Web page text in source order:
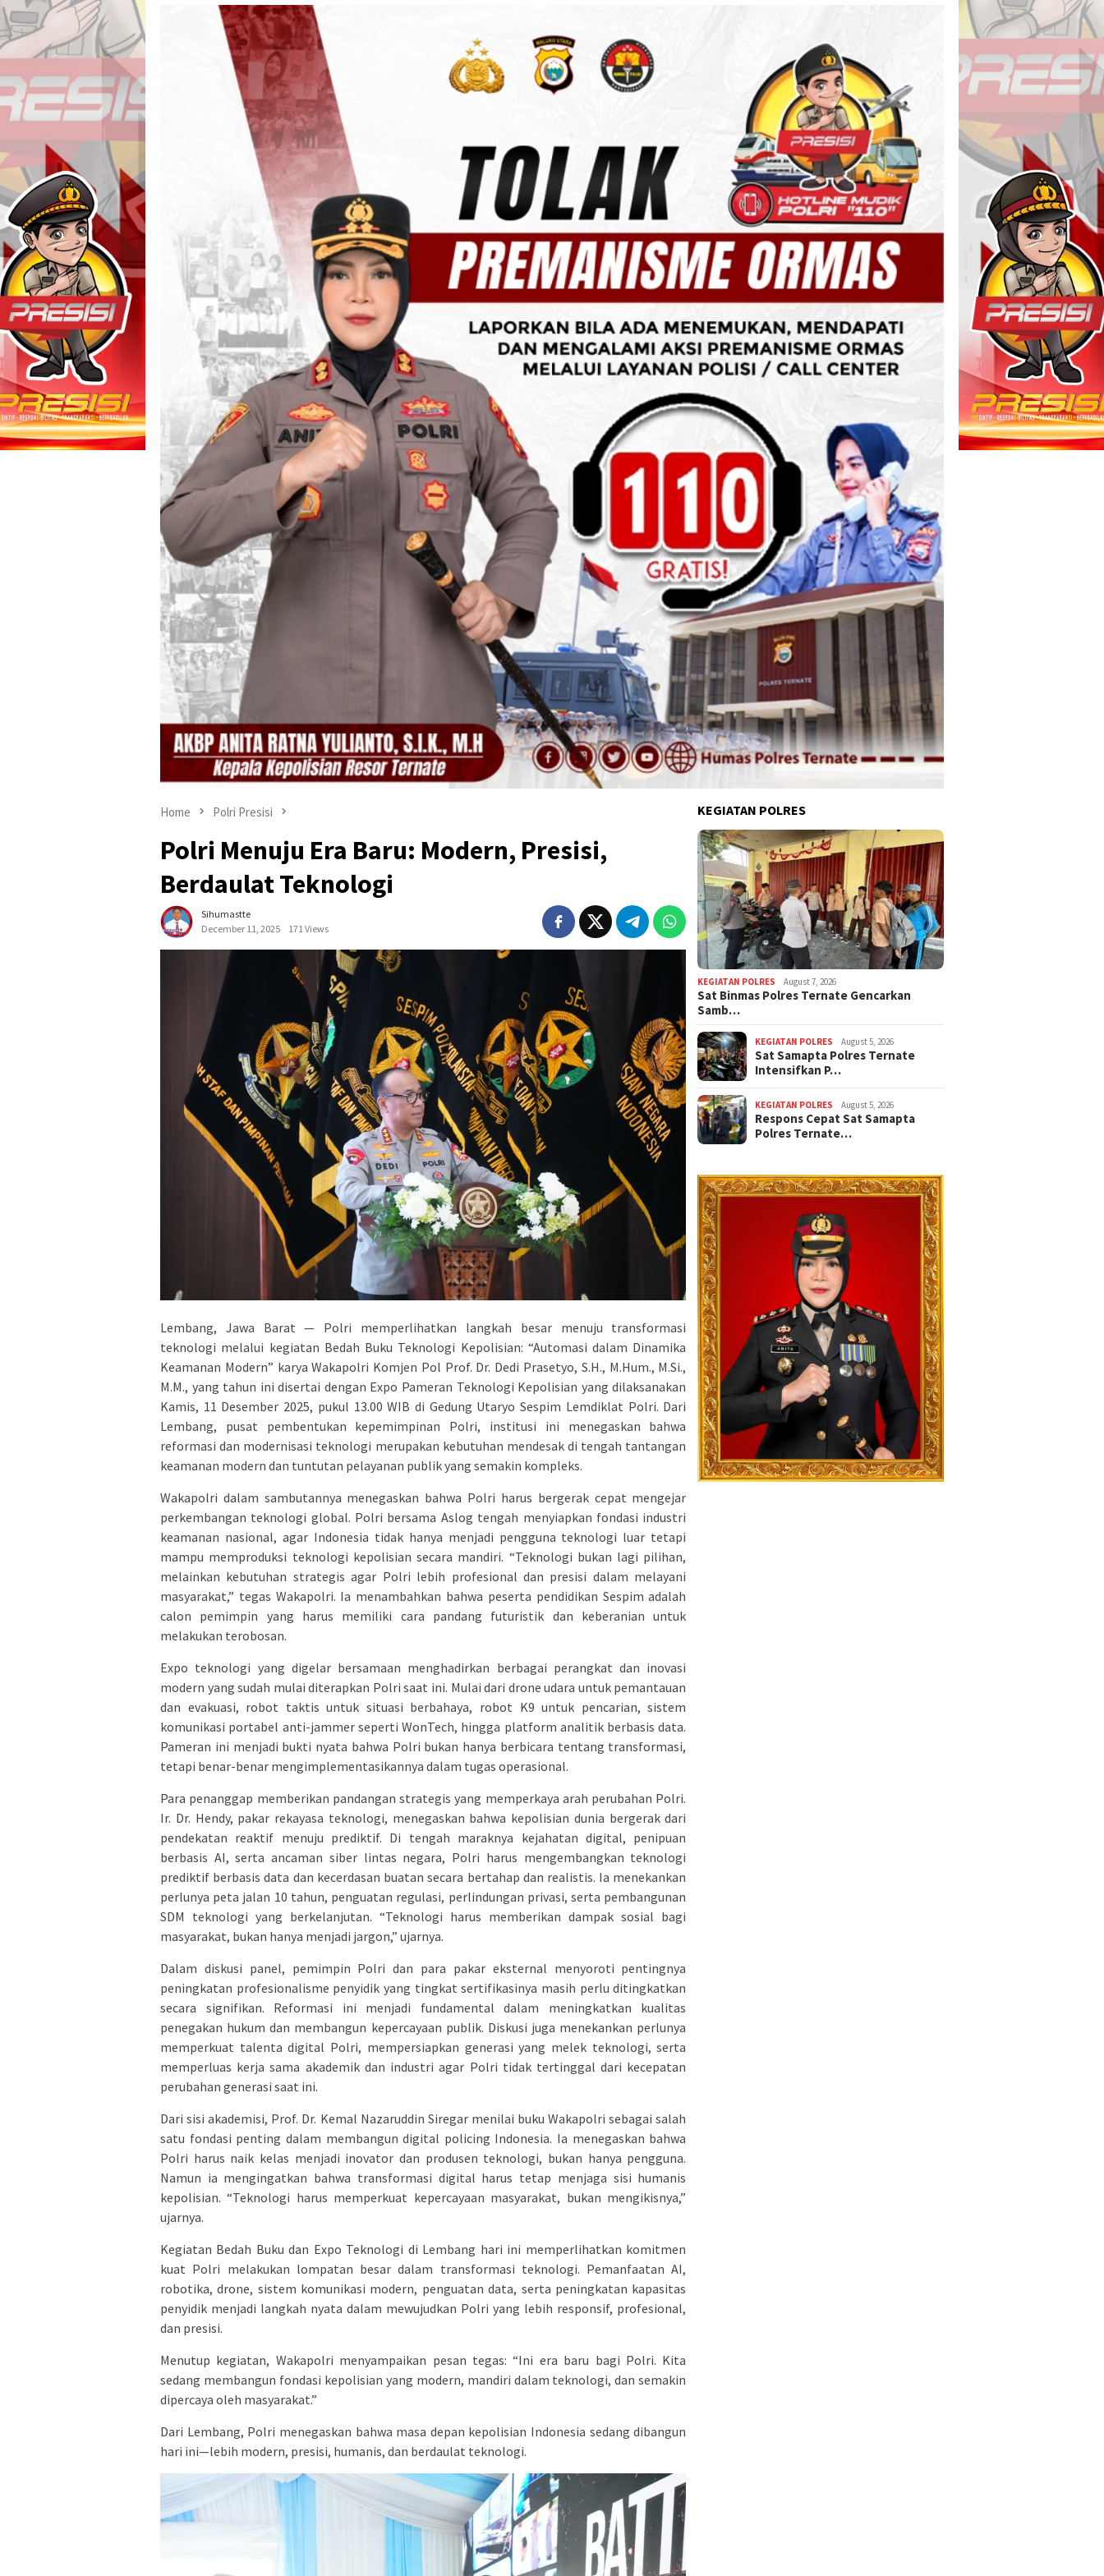
Home Polri Presisi
Polri Menuju Era Baru: Modern, Presisi,
Berdaulat Teknologi
Sihumastte
December 11, 2025
171 Views
Lembang, Jawa Barat — Polri memperlihatkan langkah besar menuju transformasi
teknologi melalui kegiatan Bedah Buku Teknologi Kepolisian: “Automasi dalam Dinamika
Keamanan Modern” karya Wakapolri Komjen Pol Prof. Dr. Dedi Prasetyo, S.H., M.Hum., M.Si.,
M.M., yang tahun ini disertai dengan Expo Pameran Teknologi Kepolisian yang dilaksanakan
Kamis, 11 Desember 2025, pukul 13.00 WIB di Gedung Utaryo Sespim Lemdiklat Polri. Dari
Lembang, pusat pembentukan kepemimpinan Polri, institusi ini menegaskan bahwa
reformasi dan modernisasi teknologi merupakan kebutuhan mendesak di tengah tantangan
keamanan modern dan tuntutan pelayanan publik yang semakin kompleks.
Wakapolri dalam sambutannya menegaskan bahwa Polri harus bergerak cepat mengejar
perkembangan teknologi global. Polri bersama Aslog tengah menyiapkan fondasi industri
keamanan nasional, agar Indonesia tidak hanya menjadi pengguna teknologi luar tetapi
mampu memproduksi teknologi kepolisian secara mandiri. “Teknologi bukan lagi pilihan,
melainkan kebutuhan strategis agar Polri lebih profesional dan presisi dalam melayani
masyarakat,” tegas Wakapolri. Ia menambahkan bahwa peserta pendidikan Sespim adalah
calon pemimpin yang harus memiliki cara pandang futuristik dan keberanian untuk
melakukan terobosan.
Expo teknologi yang digelar bersamaan menghadirkan berbagai perangkat dan inovasi
modern yang sudah mulai diterapkan Polri saat ini. Mulai dari drone udara untuk pemantauan
dan evakuasi, robot taktis untuk situasi berbahaya, robot K9 untuk pencarian, sistem
komunikasi portabel anti-jammer seperti WonTech, hingga platform analitik berbasis data.
Pameran ini menjadi bukti nyata bahwa Polri bukan hanya berbicara tentang transformasi,
tetapi benar-benar mengimplementasikannya dalam tugas operasional.
Para penanggap memberikan pandangan strategis yang memperkaya arah perubahan Polri.
Ir. Dr. Hendy, pakar rekayasa teknologi, menegaskan bahwa kepolisian dunia bergerak dari
pendekatan reaktif menuju prediktif. Di tengah maraknya kejahatan digital, penipuan
berbasis AI, serta ancaman siber lintas negara, Polri harus mengembangkan teknologi
prediktif berbasis data dan kecerdasan buatan secara bertahap dan realistis. Ia menekankan
perlunya peta jalan 10 tahun, penguatan regulasi, perlindungan privasi, serta pembangunan
SDM teknologi yang berkelanjutan. “Teknologi harus memberikan dampak sosial bagi
masyarakat, bukan hanya menjadi jargon,” ujarnya.
Dalam diskusi panel, pemimpin Polri dan para pakar eksternal menyoroti pentingnya
peningkatan profesionalisme penyidik yang tingkat sertifikasinya masih perlu ditingkatkan
secara signifikan. Reformasi ini menjadi fundamental dalam meningkatkan kualitas
penegakan hukum dan membangun kepercayaan publik. Diskusi juga menekankan perlunya
memperkuat talenta digital Polri, mempersiapkan generasi yang melek teknologi, serta
memperluas kerja sama akademik dan industri agar Polri tidak tertinggal dari kecepatan
perubahan generasi saat ini.
Dari sisi akademisi, Prof. Dr. Kemal Nazaruddin Siregar menilai buku Wakapolri sebagai salah
satu fondasi penting dalam membangun digital policing Indonesia. Ia menegaskan bahwa
Polri harus naik kelas menjadi inovator dan produsen teknologi, bukan hanya pengguna.
Namun ia mengingatkan bahwa transformasi digital harus tetap menjaga sisi humanis
kepolisian. “Teknologi harus memperkuat kepercayaan masyarakat, bukan mengikisnya,”
ujarnya.
Kegiatan Bedah Buku dan Expo Teknologi di Lembang hari ini memperlihatkan komitmen
kuat Polri melakukan lompatan besar dalam transformasi teknologi. Pemanfaatan AI,
robotika, drone, sistem komunikasi modern, penguatan data, serta peningkatan kapasitas
penyidik menjadi langkah nyata dalam mewujudkan Polri yang lebih responsif, profesional,
dan presisi.
Menutup kegiatan, Wakapolri menyampaikan pesan tegas: “Ini era baru bagi Polri. Kita
sedang membangun fondasi kepolisian yang modern, mandiri dalam teknologi, dan semakin
dipercaya oleh masyarakat.”
Dari Lembang, Polri menegaskan bahwa masa depan kepolisian Indonesia sedang dibangun
hari ini—lebih modern, presisi, humanis, dan berdaulat teknologi.
KEGIATAN POLRES
KEGIATAN POLRES August 7, 2026
Sat Binmas Polres Ternate Gencarkan
Samb…
KEGIATAN POLRES August 5, 2026
Sat Samapta Polres Ternate
Intensifkan P…
KEGIATAN POLRES August 5, 2026
Respons Cepat Sat Samapta
Polres Ternate…